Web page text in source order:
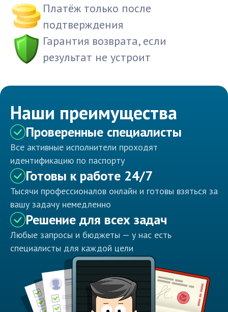
Платёж только после
подтверждения
Гарантия возврата, если
результат не устроит
Наши преимущества
Проверенные специалисты
Все активные исполнители проходят
идентификацию по паспорту
Готовы к работе 24/7
Тысячи профессионалов онлайн и готовы взяться за
вашу задачу немедленно
Решение для всех задач
Любые запросы и бюджеты — у нас есть
специалисты для каждой цели